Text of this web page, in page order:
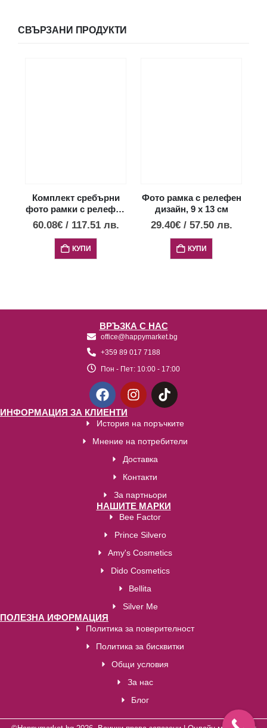
СВЪРЗАНИ ПРОДУКТИ
Комплект сребърни
фото рамки с релефен
дизайн, 2 бр., 13х18 и
60.08€ / 117.51 лв.
КУПИ
Фото рамка с релефен
дизайн, 9 х 13 см
29.40€ / 57.50 лв.
КУПИ
ВРЪЗКА С НАС
office@happymarket.bg
+359 89 017 7188
Пон - Пет: 10:00 - 17:00
ИНФОРМАЦИЯ ЗА КЛИЕНТИ
История на поръчките
Мнение на потребители
Доставка
Контакти
За партньори
НАШИТЕ МАРКИ
Bee Factor
Prince Silvero
Amy's Cosmetics
Dido Cosmetics
Bellita
Silver Me
ПОЛЕЗНА ИФОРМАЦИЯ
Политика за поверителност
Политика за бисквитки
Общи условия
За нас
Блог